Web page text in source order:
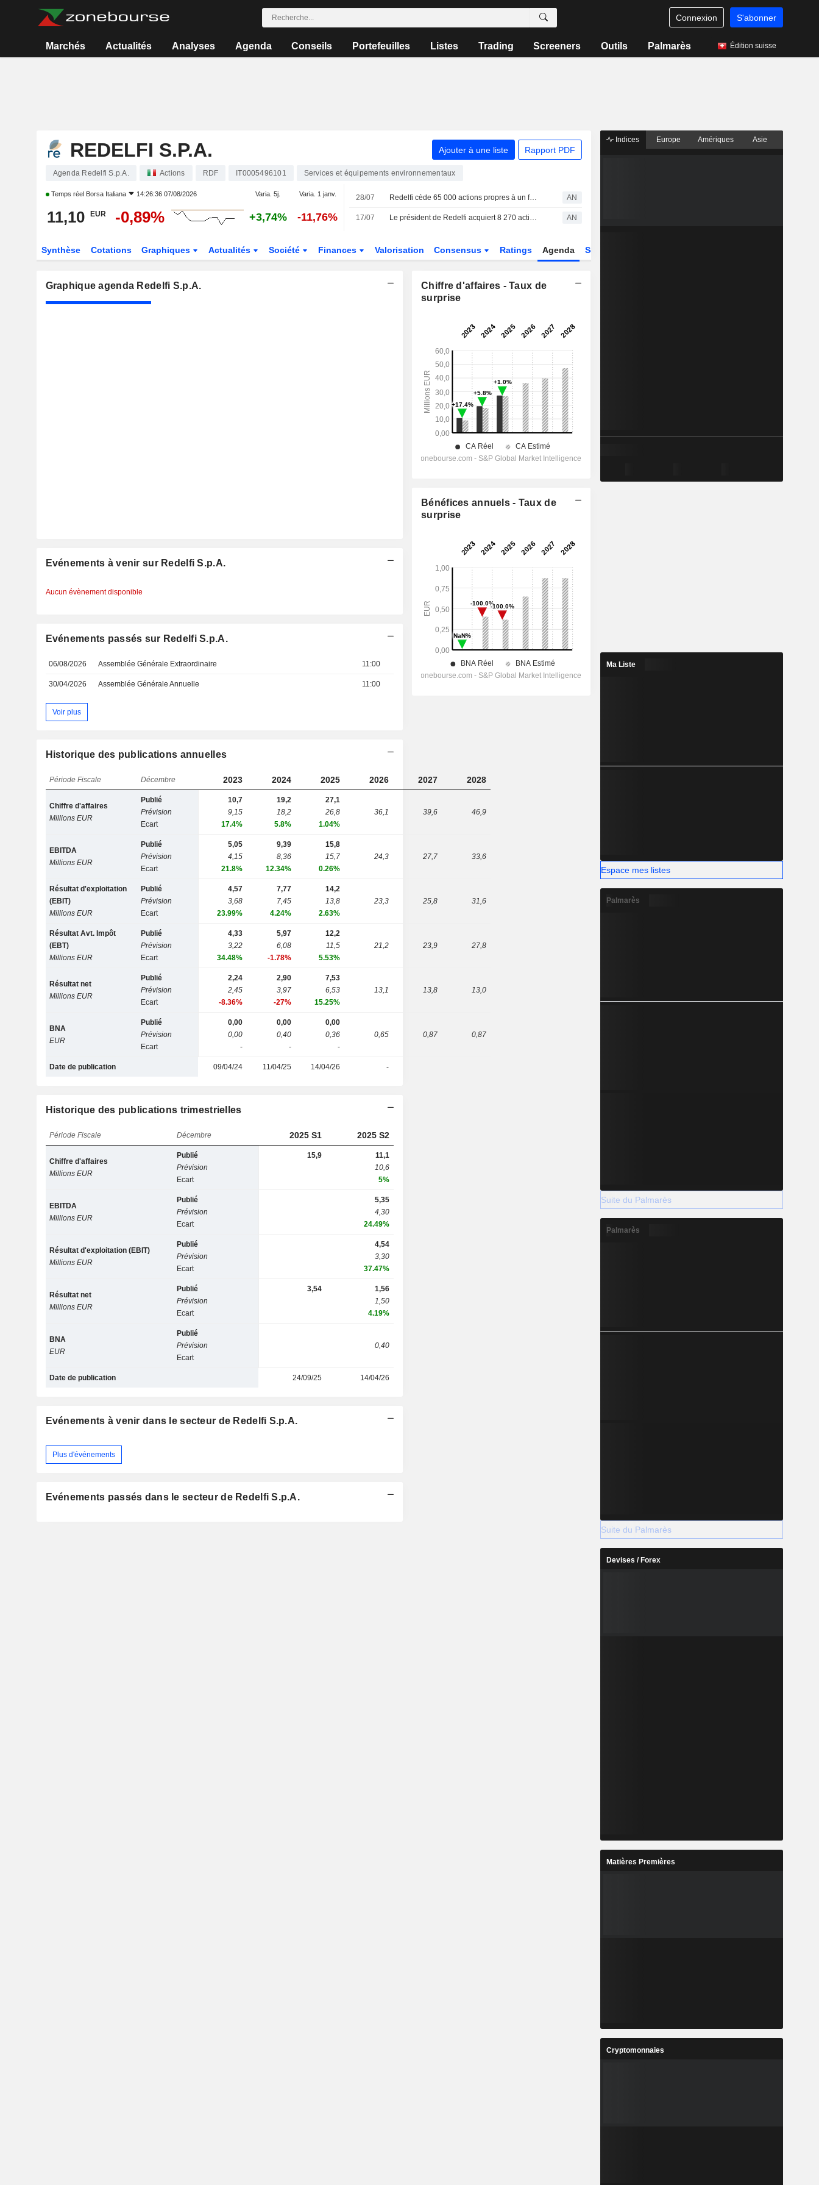
Connexion S'abonner
Marchés Actualités Analyses Agenda Conseils Portefeuilles Listes Trading Screeners Outils Palmarès Édition suisse
REDELFI S.P.A. Ajouter à une liste Rapport PDF
Agenda Redelfi S.p.A. Actions RDF IT0005496101 Services et équipements environnementaux
Temps réel Borsa Italiana 14:26:36 07/08/2026 Varia. 5j. Varia. 1 janv.
11,10 EUR -0,89% +3,74% -11,76%
28/07 Redelfi cède 65 000 actions propres à un fonds stratégique AN
17/07 Le président de Redelfi acquiert 8 270 actions AN
Synthèse Cotations Graphiques Actualités Société Finances Valorisation Consensus Ratings Agenda Secteur
Graphique agenda Redelfi S.p.A.
Evénements à venir sur Redelfi S.p.A.
Aucun évènement disponible
Evénements passés sur Redelfi S.p.A.
06/08/2026 Assemblée Générale Extraordinaire 11:00
30/04/2026 Assemblée Générale Annuelle 11:00
Voir plus
Historique des publications annuelles
Période Fiscale Décembre 2023 2024 2025 2026 2027 2028
Chiffre d'affaires
Millions EUR
Publié
Prévision
Ecart
10,7
9,15
17.4%
19,2
18,2
5.8%
27,1
26,8
1.04%
36,1 39,6 46,9
EBITDA
Millions EUR
Publié
Prévision
Ecart
5,05
4,15
21.8%
9,39
8,36
12.34%
15,8
15,7
0.26%
24,3 27,7 33,6
Résultat d'exploitation
(EBIT)
Millions EUR
Publié
Prévision
Ecart
4,57
3,68
23.99%
7,77
7,45
4.24%
14,2
13,8
2.63%
23,3 25,8 31,6
Résultat Avt. Impôt
(EBT)
Millions EUR
Publié
Prévision
Ecart
4,33
3,22
34.48%
5,97
6,08
-1.78%
12,2
11,5
5.53%
21,2 23,9 27,8
Résultat net
Millions EUR
Publié
Prévision
Ecart
2,24
2,45
-8.36%
2,90
3,97
-27%
7,53
6,53
15.25%
13,1 13,8 13,0
BNA
EUR
Publié
Prévision
Ecart
0,00
0,00
-
0,00
0,40
-
0,00
0,36
-
0,65 0,87 0,87
Date de publication 09/04/24 11/04/25 14/04/26 -
Historique des publications trimestrielles
Période Fiscale Décembre 2025 S1 2025 S2
Chiffre d'affaires
Millions EUR
Publié
Prévision
Ecart
15,9
11,1
10,6
5%
EBITDA
Millions EUR
Publié
Prévision
Ecart
5,35
4,30
24.49%
Résultat d'exploitation (EBIT)
Millions EUR
Publié
Prévision
Ecart
4,54
3,30
37.47%
Résultat net
Millions EUR
Publié
Prévision
Ecart
3,54
1,56
1,50
4.19%
BNA
EUR
Publié
Prévision
Ecart
0,40
Date de publication 24/09/25 14/04/26
Evénements à venir dans le secteur de Redelfi S.p.A.
Plus d'événements
Evénements passés dans le secteur de Redelfi S.p.A.
Chiffre d'affaires - Taux de
surprise
Bénéfices annuels - Taux de
surprise
Indices Europe Amériques Asie
Ma Liste
Espace mes listes
Palmarès
Suite du Palmarès
Palmarès
Suite du Palmarès
Devises / Forex
Matières Premières
Cryptomonnaies